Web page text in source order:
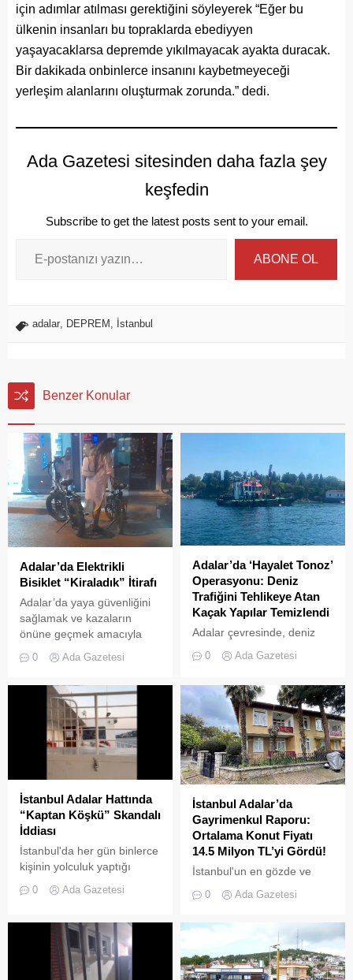
için adımlar atılması gerektiğini söyleyerek “Eğer bu
ülkenin insanları bu topraklarda ebediyyen
yaşayacaklarsa depremde yıkılmayacak ayakta duracak.
Bir dakikada onbinlerce insanını kaybetmeyeceği
yerleşim alanlarını oluşturmak zorunda.” dedi.
Ada Gazetesi sitesinden daha fazla şey
keşfedin
Subscribe to get the latest posts sent to your email.
ABONE OL
adalar, DEPREM , İstanbul
Benzer Konular
Adalar’da Elektrikli
Bisiklet “Kiraladık” İtirafı
Adalar’da yaya güvenliğini
sağlamak ve kazaların
önüne geçmek amacıyla
getirilen “elektrikli bisiklet
kiralama yasağı” adeta hiçe
yansıyan son görüntüler,
yasağın delindiğini ve
denetimlerin yetersiz
kaldığını bir kez daha gözler
önüne serdi. Adalar’da
UKOME (Ulaşım
Koordinasyon Merkezi)
kararları doğrultusunda
ticari amaçlı elektrikli bisiklet
ve scooter kiralama
faaliyetleri yasaklanmış
durumda....
0 Ada Gazetesi
Adalar’da ‘Hayalet Tonoz’
Operasyonu: Deniz
Trafiğini Tehlikeye Atan
Kaçak Yapılar Temizlendi
Adalar çevresinde, deniz
çevre kirliliğine neden olan
geniş çaplı bir temizlik ve
denetim operasyonu
gerçekleştirildi.
0 Ada Gazetesi
İstanbul Adalar Hattında
“Kaptan Köşkü” Skandalı
İddiası
İstanbul'da her gün binlerce
kişinin yolculuk yaptığı
görüntüler "bu kadarına da
0 Ada Gazetesi
İstanbul Adalar’da
Gayrimenkul Raporu:
Ortalama Konut Fiyatı
14.5 Milyon TL’yi Gördü!
İstanbul'un en gözde ve
olan Adalar ilçesinde,
hareketlilik dikkat çekiyor.
0 Ada Gazetesi